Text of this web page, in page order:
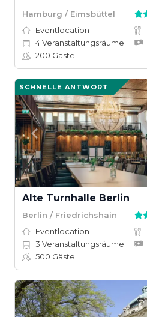
Hamburg / Eimsbüttel
Eventlocation
4Veranstaltungsräume
200 Gäste
SCHNELLE ANTWORT
Alte Turnhalle Berlin
Berlin / Friedrichshain
Eventlocation
3 Veranstaltungsräume
500 Gäste